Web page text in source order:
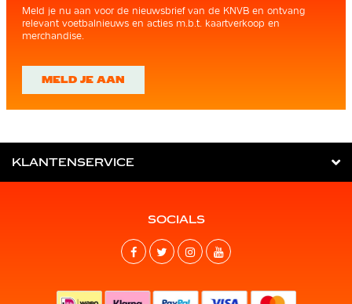
Meld je nu aan voor de nieuwsbrief van de KNVB en ontvang
relevant voetbalnieuws en acties m.b.t. kaartverkoop en
merchandise.
MELD JE AAN
KLANTENSERVICE
SOCIALS